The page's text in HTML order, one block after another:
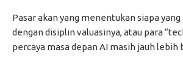
Pasar akan yang menentukan siapa
dengan disiplin valuasinya, atau para
percaya masa depan AI masih jauh lebih